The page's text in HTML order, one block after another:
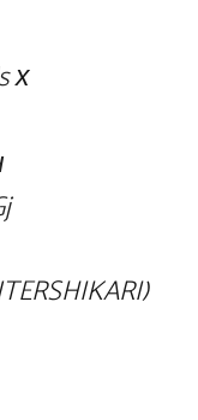
х